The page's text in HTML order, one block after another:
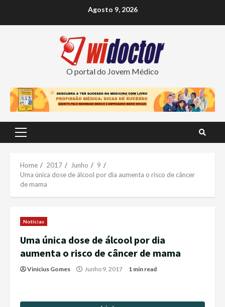
Agosto 9, 2026
O portal do Jovem Médico
Primary
Home 2017 Junho
9
Uma única dose de álcool por dia aumenta o risco de câncer
de mama
Notícias
Uma única dose de álcool por dia
aumenta o risco de câncer de mama
Vinícius Gomes Junho 9, 2017 1 min read